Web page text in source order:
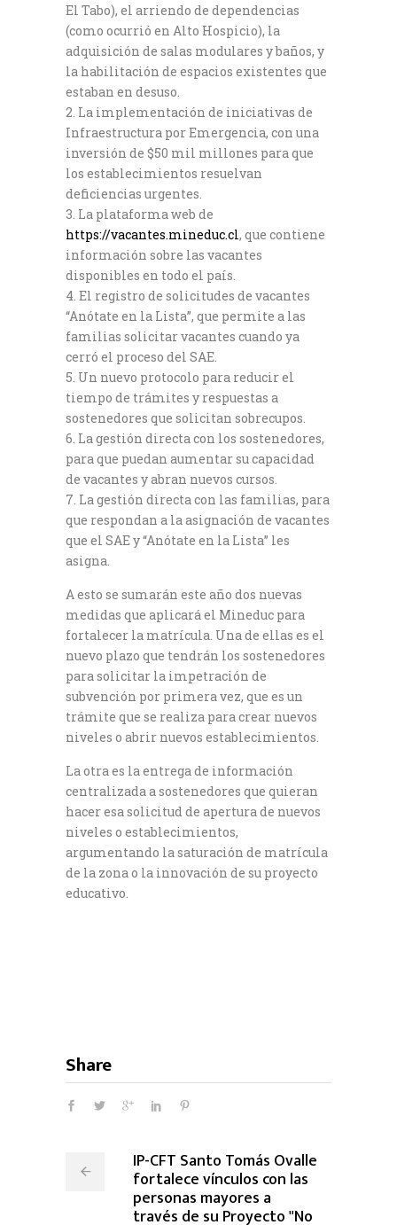
El Tabo), el arriendo de dependencias
(como ocurrió en Alto Hospicio), la
adquisición de salas modulares y baños, y
la habilitación de espacios existentes que
estaban en desuso.
La implementación de iniciativas de
Infraestructura por Emergencia, con una
inversión de $50 mil millones para que
los establecimientos resuelvan
deficiencias urgentes.
La plataforma web de
https://vacantes.mineduc.cl, que contiene
información sobre las vacantes
disponibles en todo el país.
El registro de solicitudes de vacantes
“Anótate en la Lista”, que permite a las
familias solicitar vacantes cuando ya
cerró el proceso del SAE.
Un nuevo protocolo para reducir el
tiempo de trámites y respuestas a
sostenedores que solicitan sobrecupos.
La gestión directa con los sostenedores,
para que puedan aumentar su capacidad
de vacantes y abran nuevos cursos.
La gestión directa con las familias, para
que respondan a la asignación de vacantes
que el SAE y “Anótate en la Lista” les
asigna.
A esto se sumarán este año dos nuevas
medidas que aplicará el Mineduc para
fortalecer la matrícula. Una de ellas es el
nuevo plazo que tendrán los sostenedores
para solicitar la impetración de
subvención por primera vez, que es un
trámite que se realiza para crear nuevos
niveles o abrir nuevos establecimientos.
La otra es la entrega de información
centralizada a sostenedores que quieran
hacer esa solicitud de apertura de nuevos
niveles o establecimientos,
argumentando la saturación de matrícula
de la zona o la innovación de su proyecto
educativo.
Share
IP-CFT Santo Tomás Ovalle
fortalece vínculos con las
personas mayores a
través de su Proyecto "No